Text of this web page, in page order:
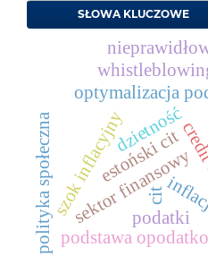
SŁOWA KLUCZOWE
optymalizacja
sektor finansowy
szok inflacyjny
podstawa
estoński cit
cit
podatki
polityka społeczna dzietność